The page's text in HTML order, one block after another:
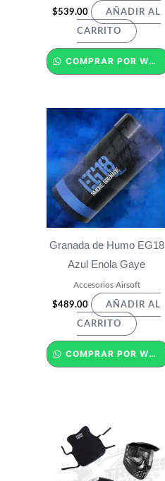
$539.00 AÑADIR AL
CARRITO
COMPRAR POR WHATSAPP
Granada de Humo EG18
Azul Enola Gaye
Accesorios Airsoft
$489.00 AÑADIR AL
CARRITO
COMPRAR POR WHATSAPP